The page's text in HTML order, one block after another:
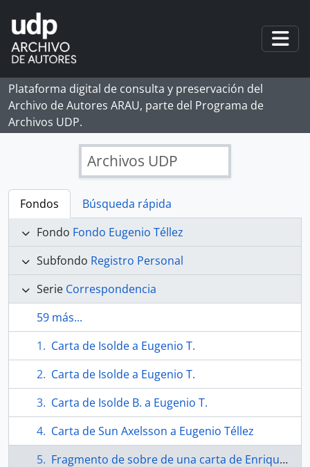
Skip to main content
Plataforma digital de consulta y preservación del
Archivo de Autores ARAU, parte del Programa de
Archivos UDP.
Archivos UDP
Fondos
Búsqueda rápida
Fondo Fondo Eugenio Téllez
Subfondo Registro Personal
Serie Correspondencia
59 más...
Carta de Isolde a Eugenio T.
Carta de Isolde a Eugenio T.
Carta de Isolde B. a Eugenio T.
Carta de Sun Axelsson a Eugenio Téllez
Fragmento de sobre de una carta de Enrique Lihn